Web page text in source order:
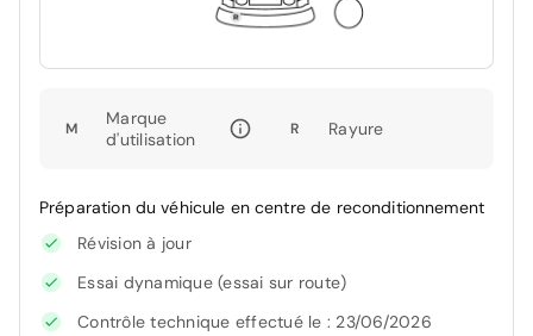
M
Marque
d'utilisation
R Rayure
Préparation du véhicule en centre de reconditionnement
Révision à jour
Essai dynamique (essai sur route)
Contrôle technique effectué le : 23/06/2026